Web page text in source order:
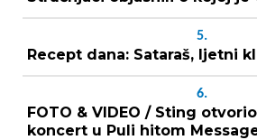
5.
Recept dana: Sataraš, ljetni
6.
FOTO & VIDEO / Sting
koncert u Puli hitom